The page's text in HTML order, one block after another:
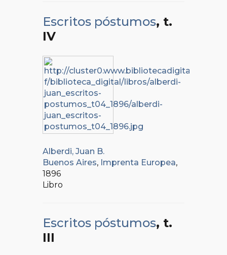
Escritos póstumos, t.
IV
Alberdi, Juan B.
Buenos Aires, Imprenta Europea,
1896
Libro
Escritos póstumos, t.
III